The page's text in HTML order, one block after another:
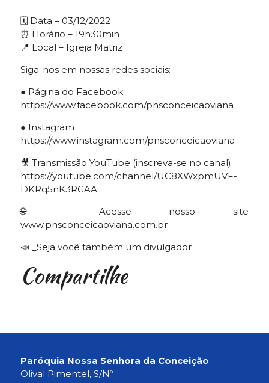
🗓 Data – 03/12/2022
⏰ Horário – 19h30min
📍 Local – Igreja Matriz
Siga-nos em nossas redes sociais:
● Página do Facebook
https://www.facebook.com/pnsconceicaoviana
● Instagram
https://www.instagram.com/pnsconceicaoviana
🎥 Transmissão YouTube (inscreva-se no canal)
https://youtube.com/channel/UC8XWxpmUVF-
DKRq5nK3RGAA
🌐 Acesse nosso site
www.pnsconceicaoviana.com.br
📣 _Seja você também um divulgador
Compartilhe
Paróquia Nossa Senhora da Conceição
Olival Pimentel, S/Nº